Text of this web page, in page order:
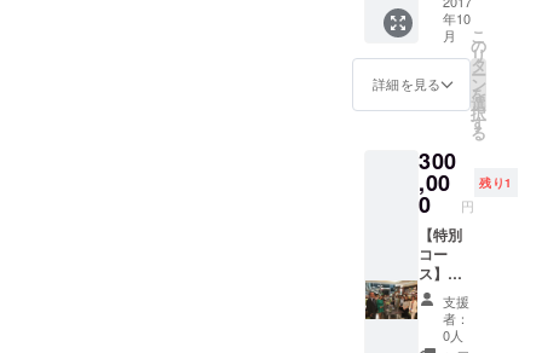
21,000
円相
当）
まし
た』
（キノ
ブック
ス）を3
冊謹呈
円相
当、希
望者に
著者サ
イン）
３．大
杉潤の
「個別
キャリ
ア相談
たは読
書交流
会
（2,000
円相
当）の
加券
（10回
分）
２．大
杉潤著
『入社3
年目ま
での仕
事の悩
みに、
年10
月
詳細を見る
こ
の
リ
タ
ー
ン
を
選
択
す
る
300
,00
0 円
残り1
【特別
コー
ス】
１．イ
ベント
（3,000
支援
者：
0人